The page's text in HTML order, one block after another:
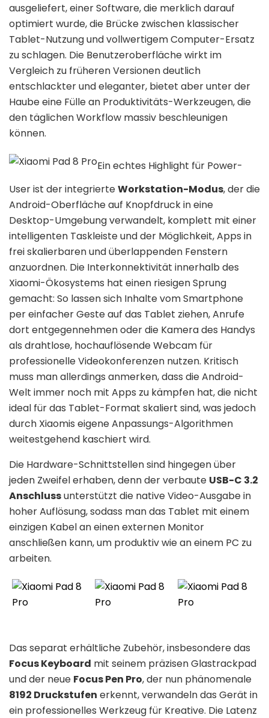
ausgeliefert, einer Software, die merklich darauf
optimiert wurde, die Brücke zwischen klassischer
Tablet-Nutzung und vollwertigem Computer-Ersatz
zu schlagen. Die Benutzeroberfläche wirkt im
Vergleich zu früheren Versionen deutlich
entschlackter und eleganter, bietet aber unter der
Haube eine Fülle an Produktivitäts-Werkzeugen, die
den täglichen Workflow massiv beschleunigen
können.
Ein echtes Highlight für Power-
User ist der integrierteWorkstation-Modus, der die
Android-Oberfläche auf Knopfdruck in eine
Desktop-Umgebung verwandelt, komplett mit einer
intelligenten Taskleiste und der Möglichkeit, Apps in
frei skalierbaren und überlappenden Fenstern
anzuordnen. Die Interkonnektivität innerhalb des
Xiaomi-Ökosystems hat einen riesigen Sprung
gemacht: So lassen sich Inhalte vom Smartphone
per einfacher Geste auf das Tablet ziehen, Anrufe
dort entgegennehmen oder die Kamera des Handys
als drahtlose, hochauflösende Webcam für
professionelle Videokonferenzen nutzen. Kritisch
muss man allerdings anmerken, dass die Android-
Welt immer noch mit Apps zu kämpfen hat, die nicht
ideal für das Tablet-Format skaliert sind, was jedoch
durch Xiaomis eigene Anpassungs-Algorithmen
weitestgehend kaschiert wird.
Die Hardware-Schnittstellen sind hingegen über
jeden Zweifel erhaben, denn der verbaute USB-C 3.2
Anschlussunterstützt die native Video-Ausgabe in
hoher Auflösung, sodass man das Tablet mit einem
einzigen Kabel an einen externen Monitor
anschließen kann, um produktiv wie an einem PC zu
arbeiten.
Das separat erhältliche Zubehör, insbesondere das
Focus Keyboard mit seinem präzisen Glastrackpad
und der neue Focus Pen Pro, der nun phänomenale
8192 Druckstufen erkennt, verwandeln das Gerät in
ein professionelles Werkzeug für Kreative. Die Latenz